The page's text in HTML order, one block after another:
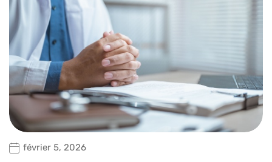
février 5, 2026